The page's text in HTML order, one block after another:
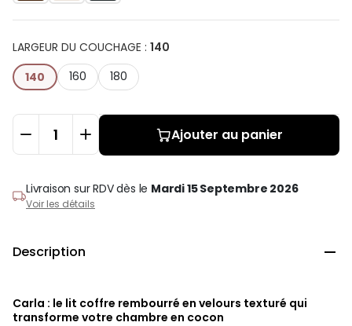
LARGEUR DU COUCHAGE : 140
140
160 180
Ajouter au panier
Livraison sur RDVdès le Mardi 15 Septembre 2026
Voir les détails
Description 
Carla : le lit coffre rembourré en velours texturé qui
transforme votre chambre en cocon